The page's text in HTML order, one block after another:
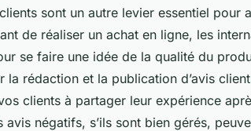
sont un autre levier essentiel pour
de réaliser un achat en ligne, les
se faire une idée de la qualité du
la rédaction et la publication d’avis
clients à partager leur expérience
avis négatifs, s’ils sont bien gérés,